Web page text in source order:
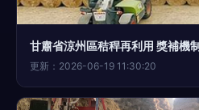
甘肅省涼州區秸稈再利用 獎補機
更新：2026-06-19 11:30:20